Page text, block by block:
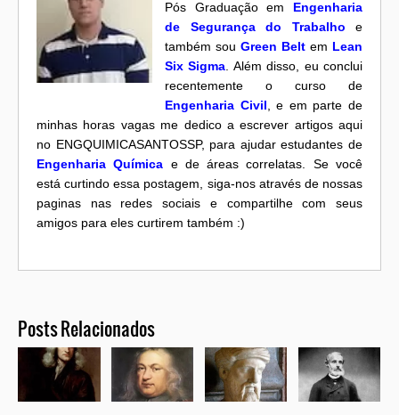
Pós Graduação em Engenharia
de Segurança do Trabalho e
também sou Green Belt em Lean
Six Sigma . Além disso, eu conclui
recentemente o curso de
Engenharia Civil , e em parte de
minhas horas vagas me dedico a escrever artigos aqui
no ENGQUIMICASANTOSSP, para ajudar estudantes de
Engenharia Química e de áreas correlatas. Se você
está curtindo essa postagem, siga-nos através de nossas
paginas nas redes sociais e compartilhe com seus
amigos para eles curtirem também :)
Posts Relacionados